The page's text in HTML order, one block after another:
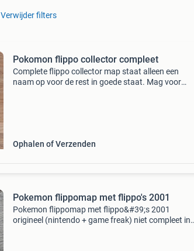
Verwijder filters
Pokomon flippo collector compleet
Complete flippo collector map staat alleen een
naam op voor de rest in goede staat. Mag voor
Ophalen of Verzenden
Pokemon flippomap met flippo's 2001
Pokemon flippomap met flippo&#39;s 2001
origineel (nintendo + game freak) niet compleet in